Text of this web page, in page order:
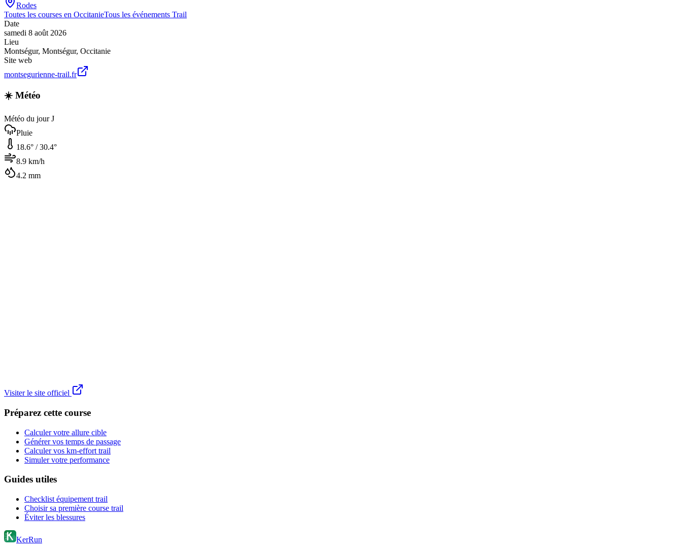
Rodes
Toutes les courses en OccitanieTous les événements Trail
Date
samedi 8 août 2026
Lieu
Montségur, Montségur, Occitanie
Site web
montsegurienne-trail.fr
☀️ Météo
Météo du jour J
Pluie
18.6° /30.4°
8.9 km/h
4.2 mm
Visiter le site officiel
Préparez cette course
Calculer votre allure cible
Générer vos temps de passage
Calculer vos km-effort trail
Simuler votre performance
Guides utiles
Checklist équipement trail
Choisir sa première course trail
Éviter les blessures
KerRun